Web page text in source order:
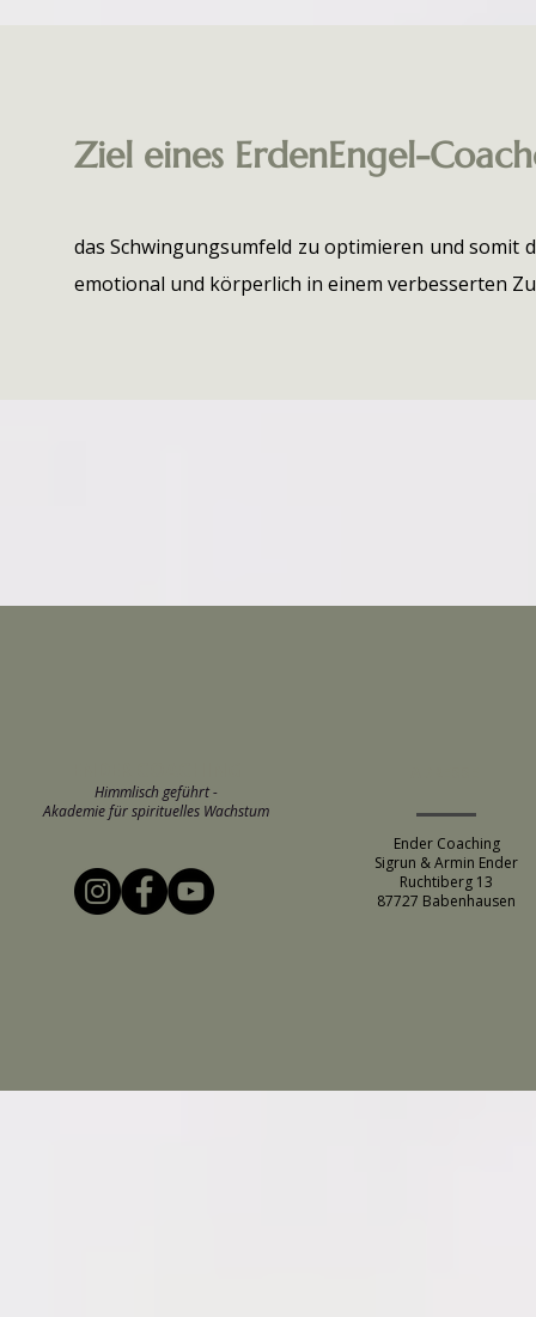
Ziel eines ErdenEngel-
das Schwingungsumfeld zu optimieren und somit
emotional und körperlich in einem verbesserten
Himmlisch geführt -
Akademie für spirituelles Wachstum
Ender Coaching
Sigrun & Armin Ender
Ruchtiberg 13
87727 Babenhausen